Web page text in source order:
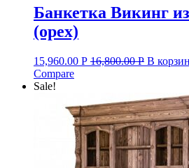
Банкетка Викинг
(орех)
15,960.00 Р 16,800.00Р В
Compare
Sale!